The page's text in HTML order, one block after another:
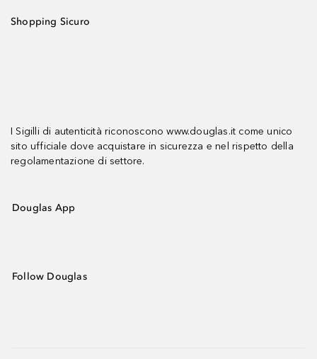
Shopping Sicuro
I Sigilli di autenticità riconoscono www.douglas.it come unico
sito ufficiale dove acquistare in sicurezza e nel rispetto della
regolamentazione di settore.
Douglas App
Follow Douglas